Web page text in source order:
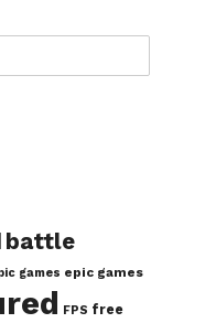
battle
games epic games
FPS free